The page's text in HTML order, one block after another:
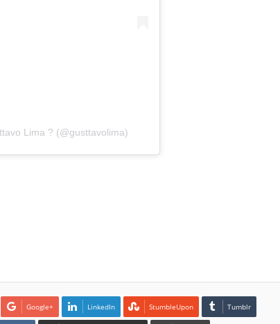
Lima ? (@gusttavolima)
Google+ LinkedIn StumbleUpon Tumblr